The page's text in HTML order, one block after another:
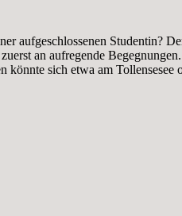
aufgeschlossenen Studentin?
an aufregende
sich etwa am Tollensesee